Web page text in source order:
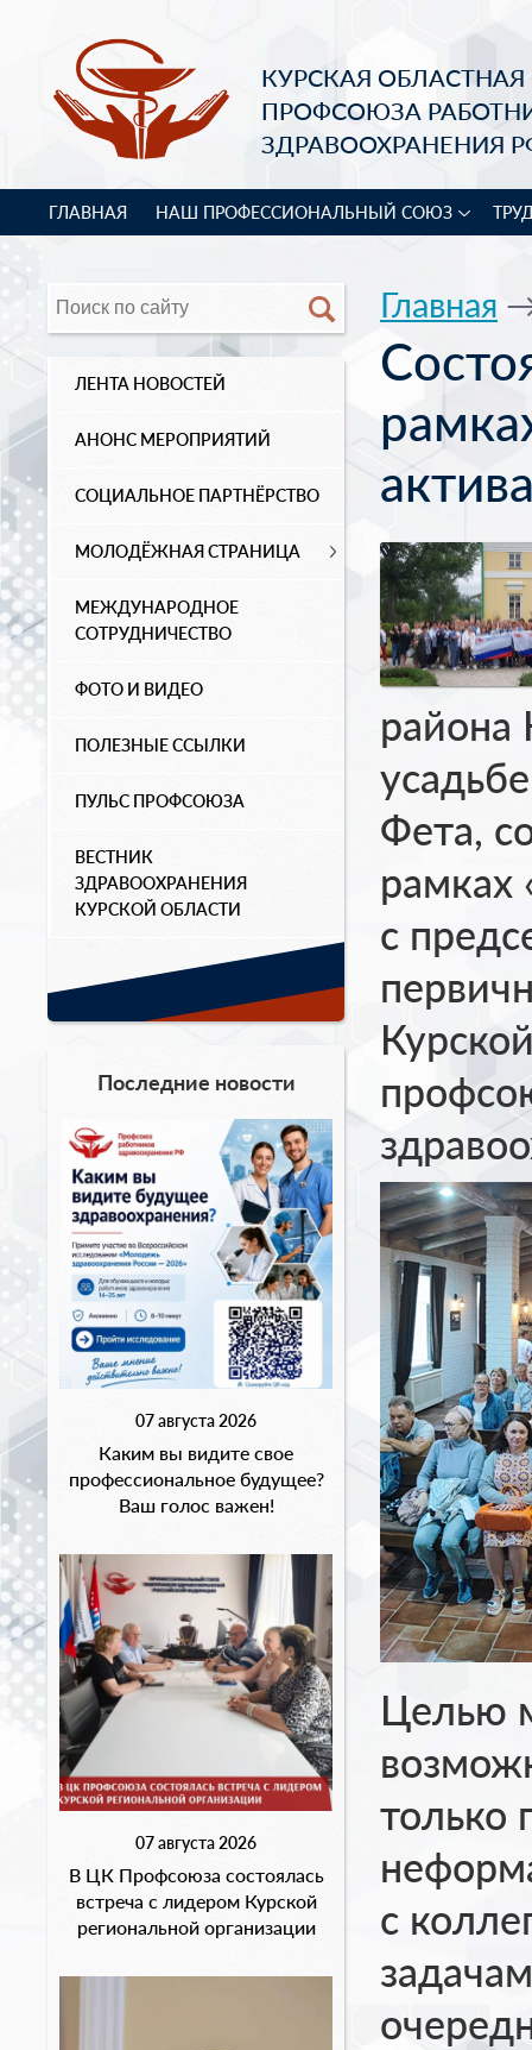
КУРСКАЯ
ПРОФСОЮЗА
ЗДРАВООХРАНЕНИЯ
ГЛАВНАЯ НАШ ПРОФЕССИОНАЛЬНЫЙ СОЮЗ
ЛЕНТА НОВОСТЕЙ
АНОНС МЕРОПРИЯТИЙ
СОЦИАЛЬНОЕ ПАРТНЁРСТВО
МОЛОДЁЖНАЯ СТРАНИЦА
МЕЖДУНАРОДНОЕ
СОТРУДНИЧЕСТВО
ФОТО И ВИДЕО
ПОЛЕЗНЫЕ ССЫЛКИ
ПУЛЬС ПРОФСОЮЗА
ВЕСТНИК
ЗДРАВООХРАНЕНИЯ
КУРСКОЙ ОБЛАСТИ
Последние новости
07 августа 2026
Каким вы видите свое
профессиональное будущее?
Ваш голос важен!
07 августа 2026
В ЦК Профсоюза состоялась
встреча с лидером Курской
региональной организации
Главная
района
Фета,
рамках
с
Целью
только
с